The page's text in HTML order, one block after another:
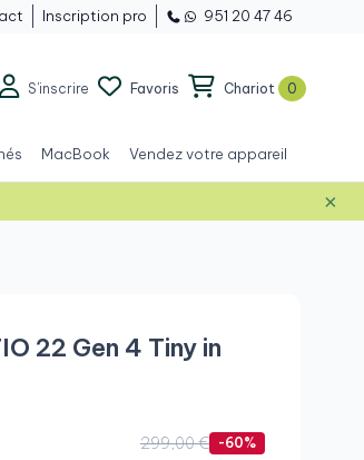
Inscription pro 951 20 47 46
S'inscrire Favoris Chariot 0
MacBook Vendez votre appareil
×
22 Gen 4 Tiny in
299,00 € -60%